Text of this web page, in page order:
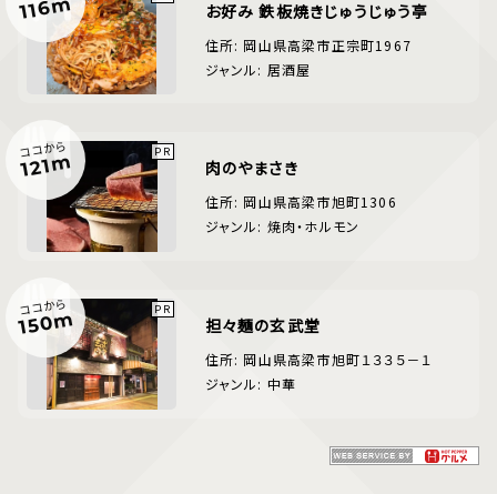
116m お好み 鉄板焼きじゅうじゅう亭
住所: 岡山県高梁市正宗町1967
ジャンル: 居酒屋
ココから
121m 肉のやまさき
住所: 岡山県高梁市旭町1306
ジャンル: 焼肉・ホルモン
ココから
150m 担々麺の玄武堂
住所: 岡山県高梁市旭町１３３５－１
ジャンル: 中華